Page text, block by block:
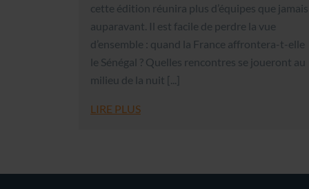
cette édition réunira plus d’équipes que jamais
auparavant. Il est facile de perdre la vue
d’ensemble : quand la France affrontera-t-elle
le Sénégal ? Quelles rencontres se joueront au
milieu de la nuit [...]
LIRE PLUS